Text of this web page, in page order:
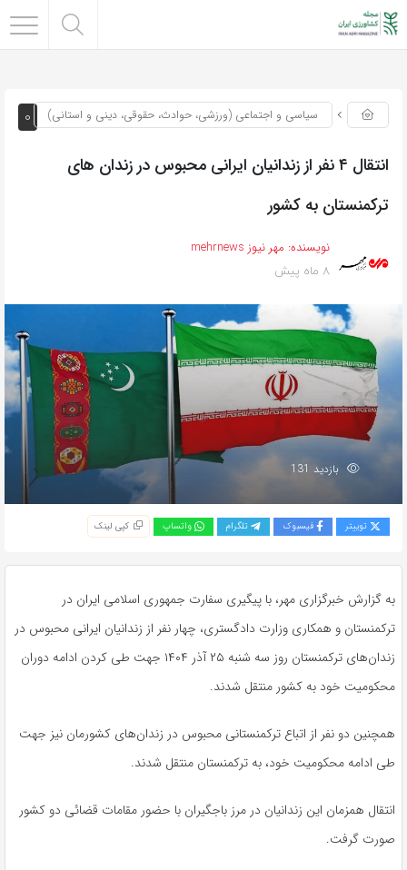
0 سیاسی و اجتماعی (ورزشی، حوادث، حقوقی، دینی و استانی)
انتقال ۴ نفر از زندانیان ایرانی محبوس در زندان های
ترکمنستان به کشور
نویسنده: مهر نیوز mehrnews
8 ماه پیش
بازدید 131
توییتر فیسبوک تلگرام واتساپ کپی لینک
به گزارش خبرگزاری مهر، با پیگیری سفارت جمهوری اسلامی ایران در
ترکمنستان و همکاری وزارت دادگستری، چهار نفر از زندانیان ایرانی محبوس در
زندان‌های ترکمنستان روز سه شنبه ۲۵ آذر ۱۴۰۴ جهت طی کردن ادامه دوران
محکومیت خود به کشور منتقل شدند.
همچنین دو نفر از اتباع ترکمنستانی محبوس در زندان‌های کشورمان نیز جهت
طی ادامه محکومیت خود، به ترکمنستان منتقل شدند.
انتقال همزمان این زندانیان در مرز باجگیران با حضور مقامات قضائی دو کشور
صورت گرفت.